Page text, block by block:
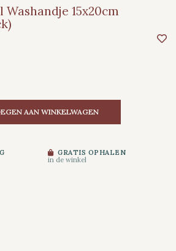
15x20cm
AAN WINKELWAGEN
GRATIS OPHALEN
in de winkel